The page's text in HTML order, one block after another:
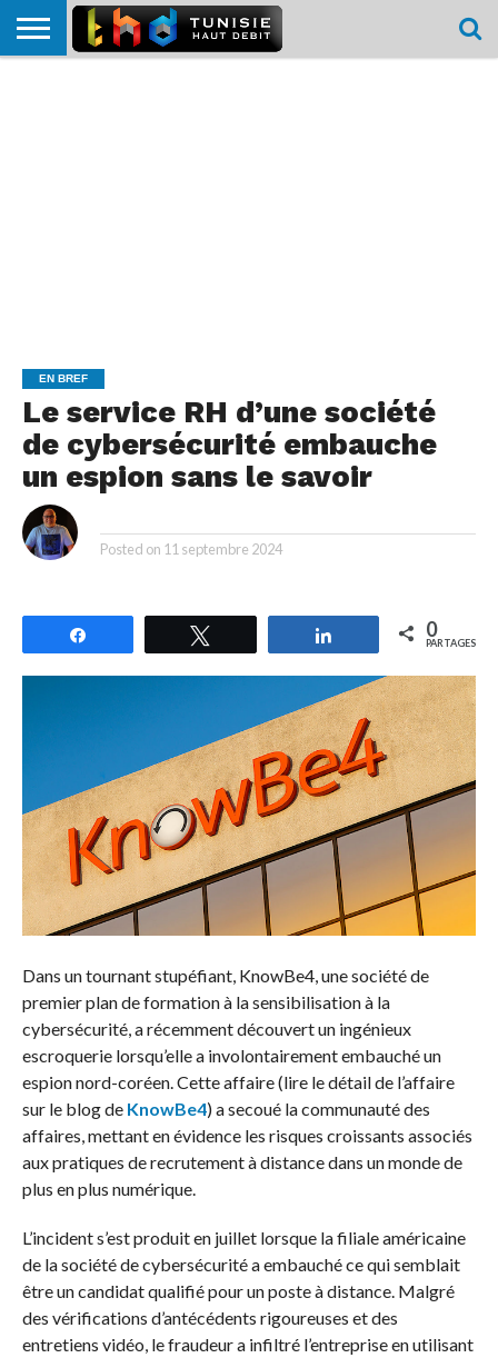
EN BREF
Le service RH d’une société
de cybersécurité embauche
un espion sans le savoir
Posted on 11 septembre 2024
Partagez 0
PARTAGES
Dans un tournant stupéfiant, KnowBe4, une société de
premier plan de formation à la sensibilisation à la
cybersécurité, a récemment découvert un ingénieux
escroquerie lorsqu’elle a involontairement embauché un
espion nord-coréen. Cette affaire (lire le détail de l’affaire
sur le blog de KnowBe4) a secoué la communauté des
affaires, mettant en évidence les risques croissants associés
aux pratiques de recrutement à distance dans un monde de
plus en plus numérique.
L’incident s’est produit en juillet lorsque la filiale américaine
de la société de cybersécurité a embauché ce qui semblait
être un candidat qualifié pour un poste à distance. Malgré
des vérifications d’antécédents rigoureuses et des
entretiens vidéo, le fraudeur a infiltré l’entreprise en utilisant